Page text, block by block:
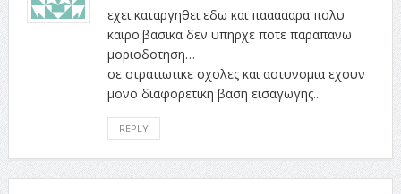
εχει καταργηθει εδω και παααααρα πολυ
καιρο.βασικα δεν υπηρχε ποτε παραπανω
μοριοδοτηση…
σε στρατιωτικε σχολες και αστυνομια εχουν
μονο διαφορετικη βαση εισαγωγης..
REPLY